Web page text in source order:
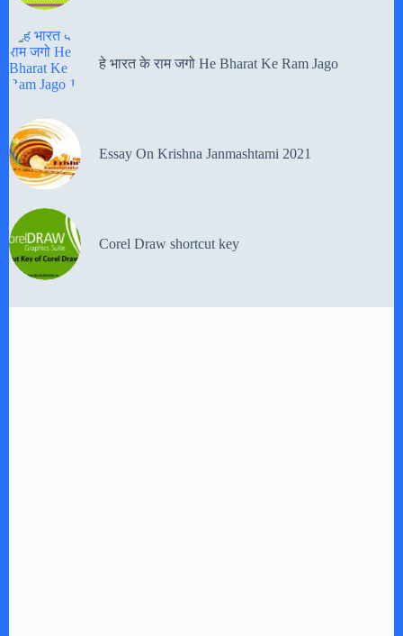
हे भारत के राम जगो He Bharat Ke Ram Jago
Essay On Krishna Janmashtami 2021
Corel Draw shortcut key